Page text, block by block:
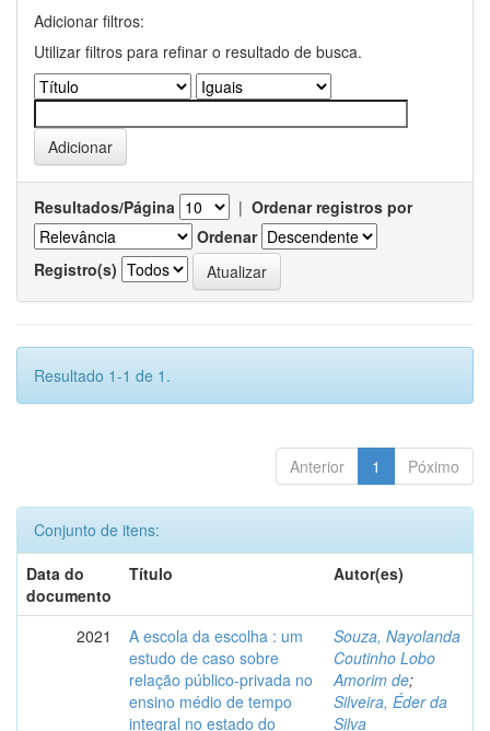
Adicionar filtros:
Utilizar filtros para refinar o resultado de busca.
Resultados/Página | Ordenar registros por
Ordenar
Registro(s)
Resultado 1-1 de 1.
Anterior 1 Póximo
Conjunto de itens:
Data do
documento
Título Autor(es)
2021
A escola da escolha : um
estudo de caso sobre
relação público-privada no
ensino médio de tempo
integral no estado do
Souza, Nayolanda
Coutinho Lobo
Amorim de;
Silveira, Éder da
Silva